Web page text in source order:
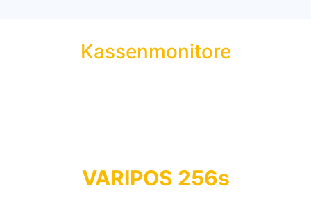
Kassenmonitore
VARIPOS 256s